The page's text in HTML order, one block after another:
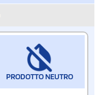
PRODOTTO NEUTRO